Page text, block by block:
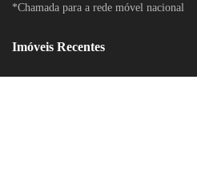
*Chamada para a rede móvel nacional
Imóveis Recentes